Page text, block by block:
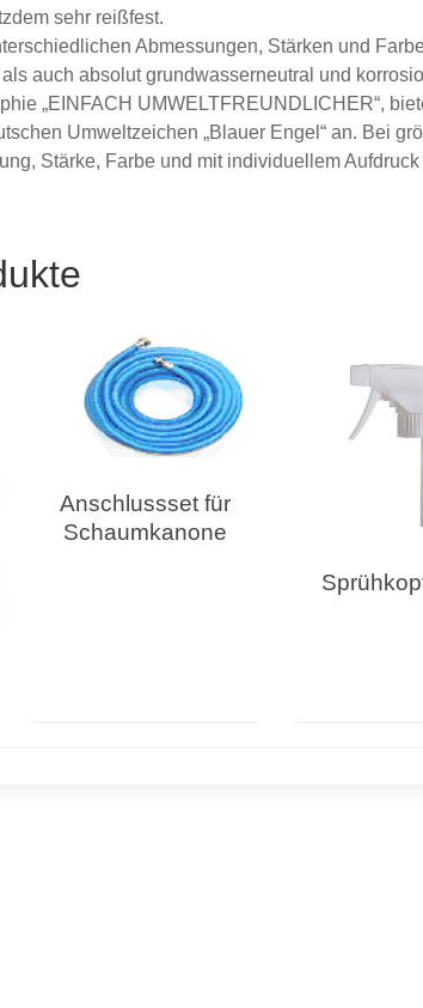
sehr reißfest.
Abmessungen, Stärken und
auch absolut grundwasserneutral und
„EINFACH UMWELTFREUNDLICHER“,
Umweltzeichen „Blauer Engel“ an. Bei
Stärke, Farbe und mit individuellem
Anschlussset für
Schaumkanone